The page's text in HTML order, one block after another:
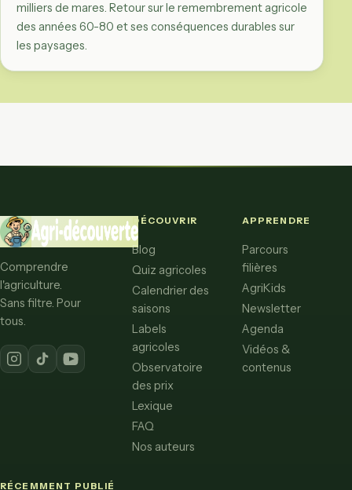
milliers de mares. Retour sur le remembrement agricole
des années 60-80 et ses conséquences durables sur
les paysages.
Comprendre
l'agriculture.
Sans filtre. Pour
tous.
DÉCOUVRIR
Blog
Quiz agricoles
Calendrier des
saisons
Labels
agricoles
Observatoire
des prix
Lexique
FAQ
Nos auteurs
APPRENDRE
Parcours
filières
AgriKids
Newsletter
Agenda
Vidéos &
contenus
RÉCEMMENT PUBLIÉ